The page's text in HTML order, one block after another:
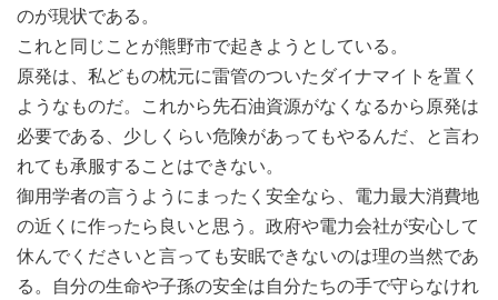
のが現状である。
これと同じことが熊野市で起きようとしている。
原発は、私どもの枕元に雷管のついたダイナマイトを置く
ようなものだ。これから先石油資源がなくなるから原発は
必要である、少しくらい危険があってもやるんだ、と言わ
れても承服することはできない。
御用学者の言うようにまったく安全なら、電力最大消費地
の近くに作ったら良いと思う。政府や電力会社が安心して
休んでくださいと言っても安眠できないのは理の当然であ
る。自分の生命や子孫の安全は自分たちの手で守らなけれ